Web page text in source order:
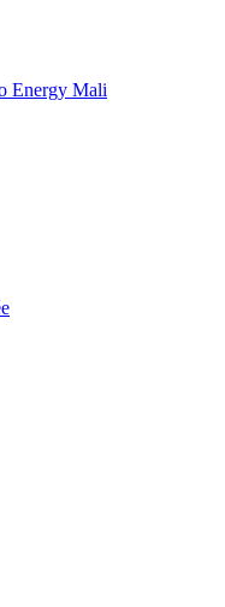
Energy Mali